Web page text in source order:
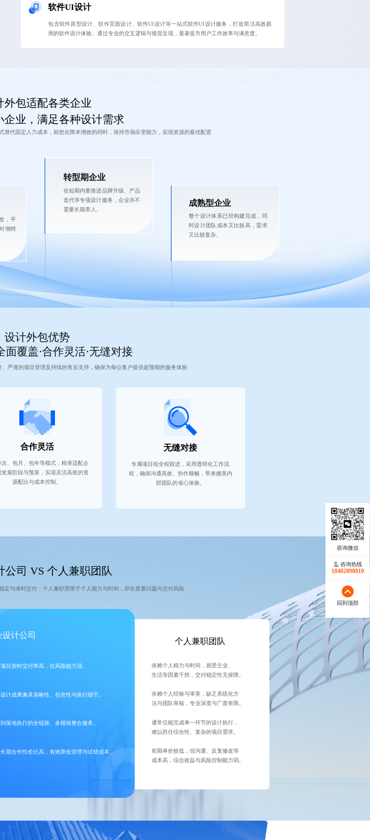
软件UI设计
包含软件原型设计、软件页面设计、软件UI设计等一站式软件UI设计服务，打造简洁高效易
用的软件设计体验。通过专业的交互逻辑与视觉呈现，显著提升用户工作效率与满意度。
外包适配各类企业
企业，满足各种设计需求
替代固定人力成本，助您在降本增效的同时，保持市场应变能力，实现资源的最优配置
，平
增聘
转型期企业
在短期内要推进品牌升级、产品
迭代等专项设计服务，企业并不
需要长期养人。
成熟型企业
整个设计体系已经构建完成，同
时设计团队成本又比较高，需求
又比较复杂。
设计外包优势
面覆盖·合作灵活·无缝对接
严谨的项目管理及持续的售后支持，确保为每位客户提供超预期的服务体验
合作灵活
次、包月、包年等模式，精准适配企
发展阶段与预算，实现灵活高效的资
源配比与成本控制。
无缝对接
专属项目组全程跟进，采用透明化工作流
程，确保沟通高效、协作顺畅，带来媲美内
部团队的省心体验。
公司 VS 个人兼职团队
定与准时交付；个人兼职受限于个人能力与时间，存在质量问题与交付风险
设计公司
个人兼职团队
目按时交付率高，抗风险能力强。
依赖个人精力与时间，易受主业、
生活等因素干扰，交付稳定性无保障。
计成果兼具策略性、创意性与执行细节。
依赖个人经验与审美，缺乏系统化方
法与团队审核，专业深度与广度有限。
落地执行的全链路、多模块整合服务。
通常仅能完成单一环节的设计执行，
难以胜任综合性、复杂的项目需求。
期合作性价比高，有效降低管理与试错成本。
初期单价较低，但沟通、反复修改等
成本高，综合效益与风险控制能力弱。
咨询热线
18402890810
回到顶部